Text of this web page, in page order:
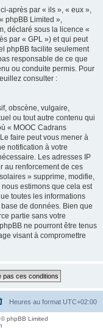
après par « ils », « eux »,
phpBB Limited »,
déclaré sous la licence «
par « GPL ») et qui peut
phpBB facilite seulement
responsable de ce que
ou conduite permis. Pour
consulter :
obscène, vulgaire,
ou tout autre contenu qui
« MOOC Cadrans
faire peut vous mener à
notification à votre
Les adresses IP
au renforcement de ces
» supprime, modifie,
estimons que cela est
toutes les informations
de données. Bien que
partie sans votre
ne pourront être tenus
visant à compromettre
Heures au format UTC+02:00
phpBB Limited